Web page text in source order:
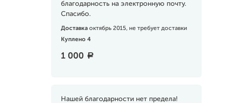
благодарность на электронную почту.
Спасибо.
Доставка октябрь 2015, не требует доставки
Куплено 4
1 000 a
Нашей благодарности нет предела!